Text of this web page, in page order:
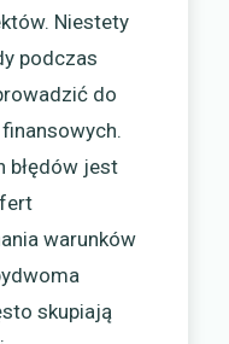
Niestety
podczas
do
błędów jest
warunków
skupiają